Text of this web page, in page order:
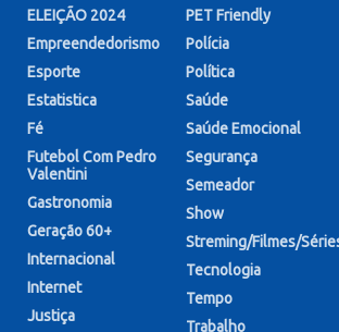
ELEIÇÃO 2024
Empreendedorismo
Esporte
Estatistica
Fé
Futebol Com Pedro
Valentini
Gastronomia
Geração 60+
Internacional
Internet
Justiça
PET Friendly
Polícia
Política
Saúde
Saúde Emocional
Segurança
Semeador
Show
Streming/Filmes/
Tecnologia
Tempo
Trabalho